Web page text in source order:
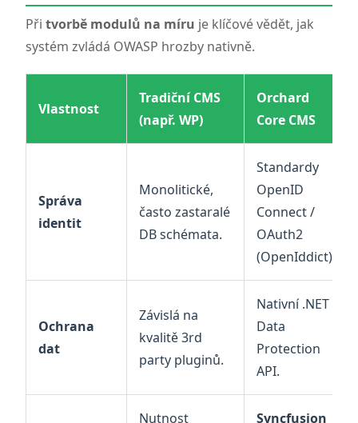
Při tvorbě modulů na míru je klíčové vědět, jak
systém zvládá OWASP hrozby nativně.
Vlastnost
Tradiční CMS
(např. WP)
Orchard
Core CMS
Správa
identit
Monolitické,
často zastaralé
DB schémata.
Standardy
OpenID
Connect /
OAuth2
(OpenIddict).
Ochrana
dat
Závislá na
kvalitě 3rd
party pluginů.
Nativní .NET
Data
Protection
API.
Nutnost
Syncfusion